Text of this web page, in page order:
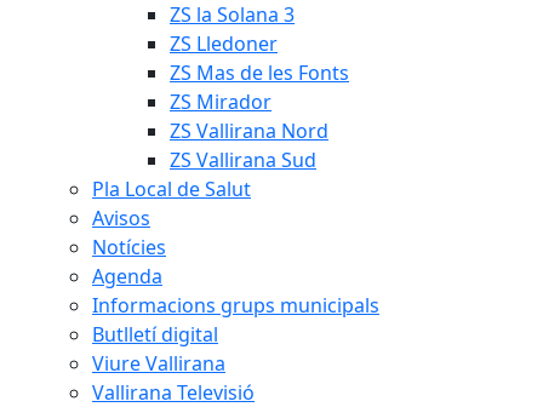
ZS la Solana 3
ZS Lledoner
ZS Mas de les Fonts
ZS Mirador
ZS Vallirana Nord
ZS Vallirana Sud
Pla Local de Salut
Avisos
Notícies
Agenda
Informacions grups municipals
Butlletí digital
Viure Vallirana
Vallirana Televisió